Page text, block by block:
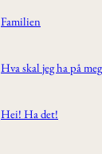
Familien
Hva skal jeg ha på
Hei! Ha det!